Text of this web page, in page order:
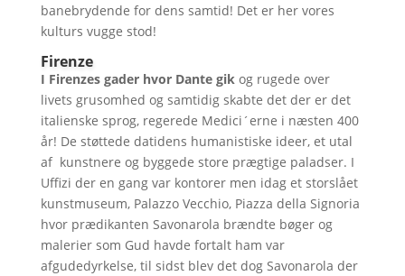
banebrydende for dens samtid! Det er her vores
kulturs vugge stod!
Firenze
I Firenzes gader hvor Dante gikog rugede over
livets grusomhed og samtidig skabte det der er det
italienske sprog, regerede Medici´erne i næsten 400
år! De støttede datidens humanistiske ideer, et utal
af kunstnere og byggede store prægtige paladser. I
Uffizi der en gang var kontorer men idag et storslået
kunstmuseum, Palazzo Vecchio, Piazza della Signoria
hvor prædikanten Savonarola brændte bøger og
malerier som Gud havde fortalt ham var
afgudedyrkelse, til sidst blev det dog Savonarola der